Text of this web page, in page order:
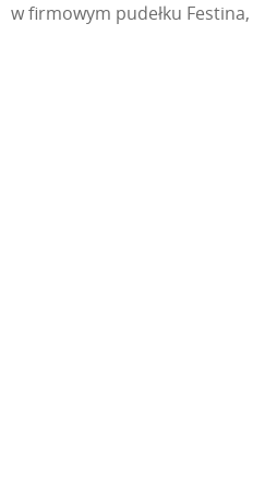
w firmowym pudełku